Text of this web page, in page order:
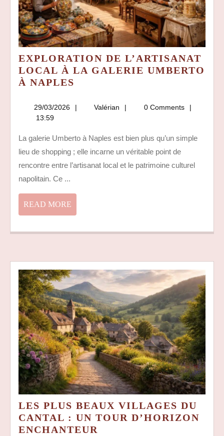
EXPLORATION DE L’ARTISANAT
LOCAL À LA GALERIE UMBERTO
À NAPLES
L’ARTISANAT
LA
GALERIE
UMBERTO
29/03/2026 29/03/2026
Valérian Valérian0 Comments
13:59
La galerie Umberto à Naples est bien plus qu’un simple
lieu de shopping ; elle incarne un véritable point de
rencontre entre l’artisanat local et le patrimoine culturel
napolitain. Ce ...
READ MORE
MORE
LES PLUS BEAUX VILLAGES DU
CANTAL : UN TOUR D’HORIZON
ENCHANTEUR